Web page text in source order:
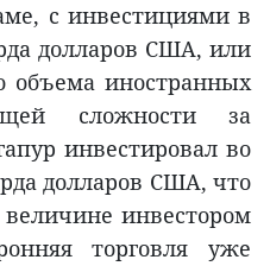
с инвестициями в
долларов США, или
объема иностранных
сложности за
инвестировал во
долларов США, что
инвестором
торговля уже